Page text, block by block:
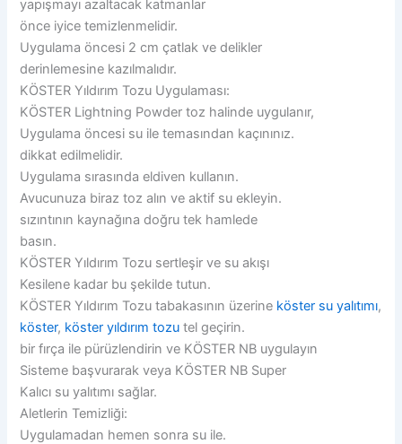
yapışmayı azaltacak katmanlar
önce iyice temizlenmelidir.
Uygulama öncesi 2 cm çatlak ve delikler
derinlemesine kazılmalıdır.
KÖSTER Yıldırım Tozu Uygulaması:
KÖSTER Lightning Powder toz halinde uygulanır,
Uygulama öncesi su ile temasından kaçınınız.
dikkat edilmelidir.
Uygulama sırasında eldiven kullanın.
Avucunuza biraz toz alın ve aktif su ekleyin.
sızıntının kaynağına doğru tek hamlede
basın.
KÖSTER Yıldırım Tozu sertleşir ve su akışı
Kesilene kadar bu şekilde tutun.
KÖSTER Yıldırım Tozu tabakasının üzerine köster su yalıtımı,
köster, köster yıldırım tozu tel geçirin.
bir fırça ile pürüzlendirin ve KÖSTER NB uygulayın
Sisteme başvurarak veya KÖSTER NB Super
Kalıcı su yalıtımı sağlar.
Aletlerin Temizliği:
Uygulamadan hemen sonra su ile.